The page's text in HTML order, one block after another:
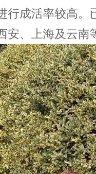
行成活率较高。
安、上海及云南